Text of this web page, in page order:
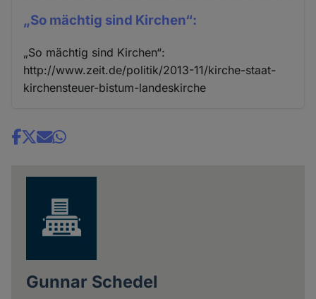
„So mächtig sind Kirchen“:
„So mächtig sind Kirchen“:
http://www.zeit.de/politik/2013-11/kirche-staat-
kirchensteuer-bistum-landeskirche
Share
Gunnar Schedel